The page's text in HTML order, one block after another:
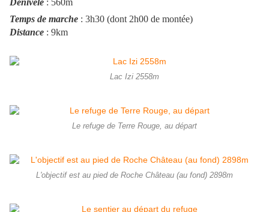
Temps de marche : 3h30 (dont 2h00 de montée)
Distance : 9km
Lac Izi 2558m
Le refuge de Terre Rouge, au départ
L'objectif est au pied de Roche Château (au fond) 2898m